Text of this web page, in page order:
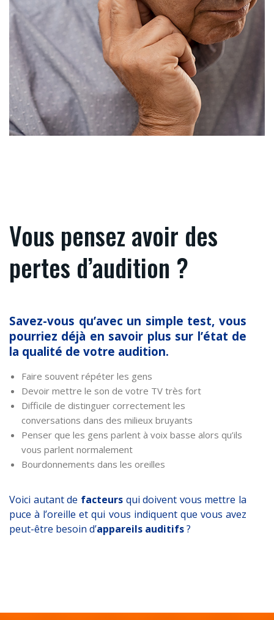
Vous pensez avoir des
pertes d’audition ?
Savez-vous qu’avec un simple test, vous
pourriez déjà en savoir plus sur l’état de
la qualité de votre audition.
Faire souvent répéter les gens
Devoir mettre le son de votre TV très fort
Difficile de distinguer correctement les
conversations dans des milieux bruyants
Penser que les gens parlent à voix basse alors qu’ils
vous parlent normalement
Bourdonnements dans les oreilles
Voici autant de facteursqui doivent vous mettre la
puce à l’oreille et qui vous indiquent que vous avez
peut-être besoin d’appareils auditifs?